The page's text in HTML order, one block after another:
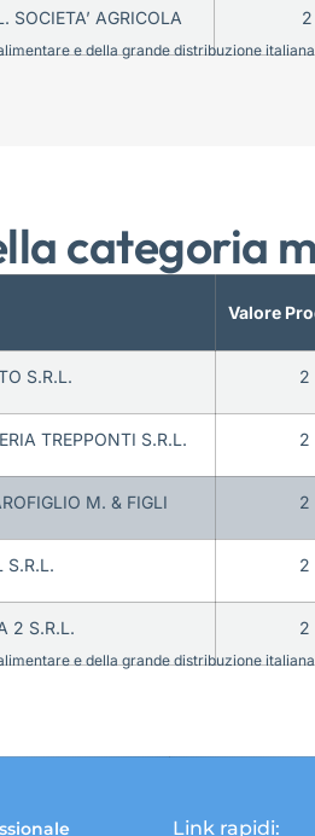
SOCIETA’ AGRICOLA 2
e della grande distribuzione
categoria
Valore
S.R.L. 2
TREPPONTI S.R.L. 2
M. & FIGLI 2
S.R.L. 2
2 S.R.L. 2
e della grande distribuzione
Link rapidi: